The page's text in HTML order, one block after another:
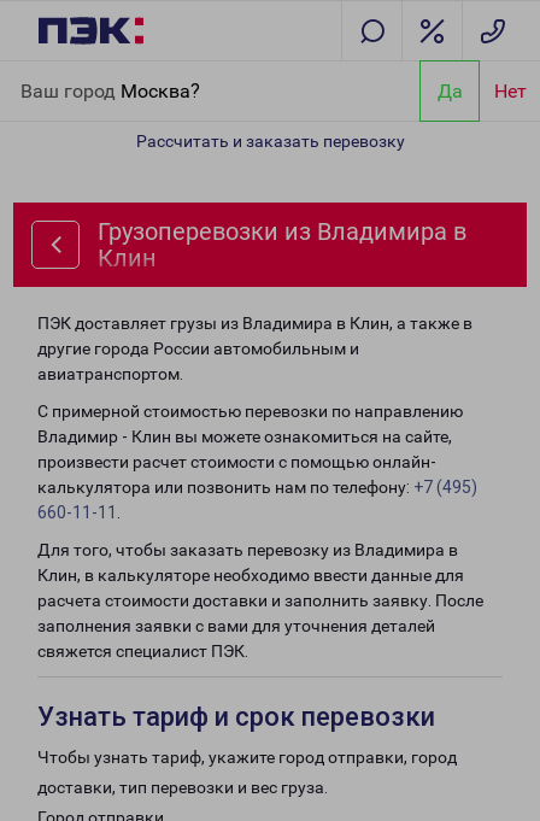
Ваш город Москва? Да Нет
Рассчитать и заказать перевозку
Грузоперевозки из Владимира в
Клин
ПЭК доставляет грузы из Владимира в Клин, а также в
другие города России автомобильным и
авиатранспортом.
С примерной стоимостью перевозки по направлению
Владимир - Клин вы можете ознакомиться на сайте,
произвести расчет стоимости с помощью онлайн-
калькулятора или позвонить нам по телефону: +7 (495)
660-11-11
Для того, чтобы заказать перевозку из Владимира в
Клин, в калькуляторе необходимо ввести данные для
расчета стоимости доставки и заполнить заявку. После
заполнения заявки с вами для уточнения деталей
свяжется специалист ПЭК.
Узнать тариф и срок перевозки
Чтобы узнать тариф, укажите город отправки, город
доставки, тип перевозки и вес груза.